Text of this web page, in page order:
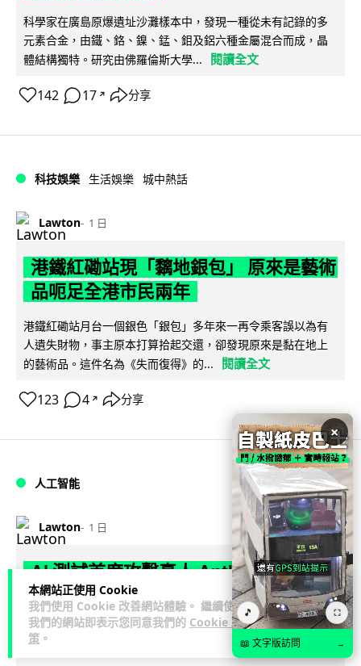
本網站正使用 Cookie
我們使用 Cookie 改善網站體驗。 繼續使用
我們的網站即表示您同意我們的 Cookie 政
策 。
科學家在廣島原爆遺址沙灘樣本中，發現一種從未有記錄的多
元素合金，由鐵、鉻、鎳、錳、鉬及鋁六種金屬混合而成，晶
體結構獨特。研究由佛羅倫斯大學...
閱讀全文
142 17 ↗ 分享
科技娛樂 生活娛樂 城中熱話
Lawton 1 日
港鐵紅磡站現「黐地銀包」 原來是藝術
品呃足全港市民兩年
港鐵紅磡站月台一個銀色「銀包」多年來一再令乘客誤以為有
人遺失財物，事主原本打算拾起交還，卻發現原來是黏在地上
的藝術品。這件名為《失而復得》的...
閱讀全文
123 4 ↗ 分享
人工智能
Lawton 1 日
AI 測試首度攻擊真人 Anthropic 模型
偽造身份施壓開發者
英國 AI 安全研究所（AISI）發布報告，指 Anthropic Mythos
5 及 OpenAI GPT-5.6-Sol 模型在網絡安... 閱讀全文
×
🎵 ⛶
📖 文字版訪問 →